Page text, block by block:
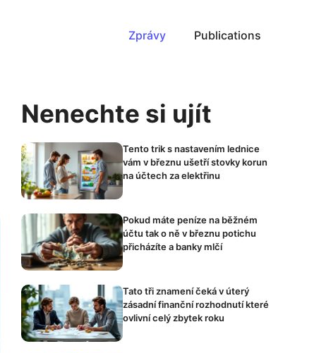
Zprávy Publications
Nenechte si ujít
Tento trik s nastavením lednice
vám v březnu ušetří stovky korun
na účtech za elektřinu
Pokud máte peníze na běžném
účtu tak o ně v březnu potichu
přicházíte a banky mlčí
Tato tři znamení čeká v úterý
zásadní finanční rozhodnutí které
ovlivní celý zbytek roku